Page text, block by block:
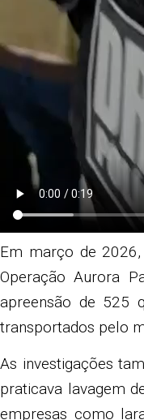
Em março de
Operação Aurora
apreensão de 525
transportados pelo
As investigações
praticava lavagem
empresas como